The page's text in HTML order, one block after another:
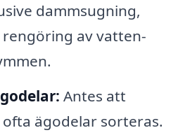
dammsugning,
av vatten-
Antes att
ägodelar sorteras.